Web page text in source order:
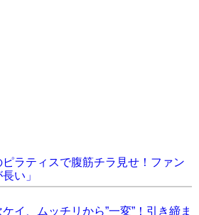
ラティスで腹筋チラ見せ！ファン
い」
イ、ムッチリから”一変”！引き締ま